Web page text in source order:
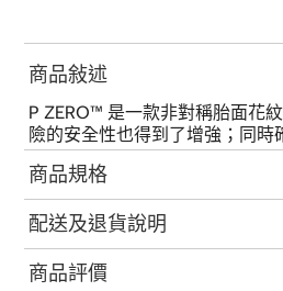
商品敍述
P ZERO™ 是一款非對稱胎面花
險的安全性也得到了增強；同時
商品規格
配送及退貨說明
商品評價